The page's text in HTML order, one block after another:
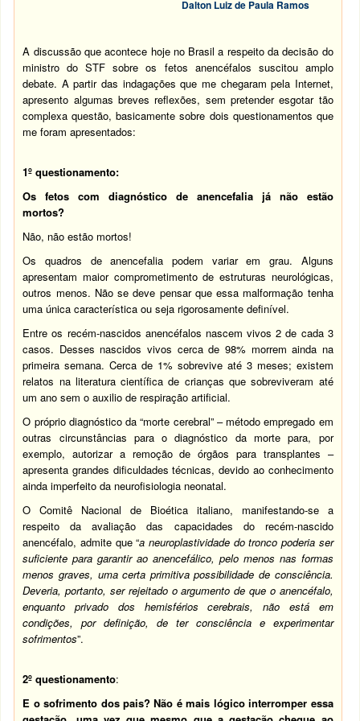
Dalton Luiz de Paula Ramos
A discussão que acontece hoje no Brasil a respeito da decisão do
ministro do STF sobre os fetos anencéfalos suscitou amplo
debate. A partir das indagações que me chegaram pela Internet,
apresento algumas breves reflexões, sem pretender esgotar tão
complexa questão, basicamente sobre dois questionamentos que
me foram apresentados:
1º questionamento:
Os fetos com diagnóstico de anencefalia já não estão
mortos?
Não, não estão mortos!
Os quadros de anencefalia podem variar em grau. Alguns
apresentam maior comprometimento de estruturas neurológicas,
outros menos. Não se deve pensar que essa malformação tenha
uma única característica ou seja rigorosamente definível.
Entre os recém-nascidos anencéfalos nascem vivos 2 de cada 3
casos. Desses nascidos vivos cerca de 98% morrem ainda na
primeira semana. Cerca de 1% sobrevive até 3 meses; existem
relatos na literatura científica de crianças que sobreviveram até
um ano sem o auxilio de respiração artificial.
O próprio diagnóstico da “morte cerebral” – método empregado em
outras circunstâncias para o diagnóstico da morte para, por
exemplo, autorizar a remoção de órgãos para transplantes –
apresenta grandes dificuldades técnicas, devido ao conhecimento
ainda imperfeito da neurofisiologia neonatal.
O Comitê Nacional de Bioética italiano, manifestando-se a
respeito da avaliação das capacidades do recém-nascido
anencéfalo, admite que “a neuroplastividade do tronco poderia ser
suficiente para garantir ao anencefálico, pelo menos nas formas
menos graves, uma certa primitiva possibilidade de consciência.
Deveria, portanto, ser rejeitado o argumento de que o anencéfalo,
enquanto privado dos hemisférios cerebrais, não está em
condições, por definição, de ter consciência e experimentar
sofrimentos”.
2º questionamento:
E o sofrimento dos pais? Não é mais lógico interromper essa